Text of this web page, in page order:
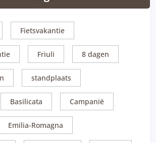
Fietsvakantie
Friuli 8 dagen
standplaats
Basilicata Campanië
Emilia-Romagna